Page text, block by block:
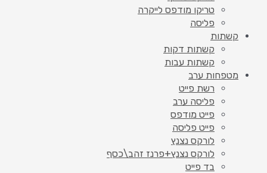
טריקו מודפס לייקרה
פליסה
קשתות
קשתות דקות
קשתות עבות
מטפחות ערב
רשת פייט
פליסה ערב
פייט מודפס
פייט פליסה
לורקס נצנץ
לורקס נצנץ+פרנז זהב\כסף
בד פייט